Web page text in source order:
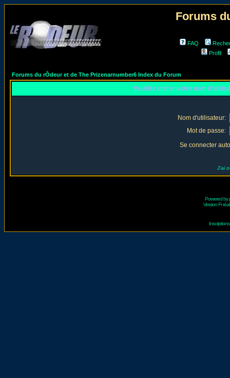
Forums
FAQ
Profil
Forums du rÔdeur et de The Prizenarnumber6 Index du Forum
Veuillez entrer votre nom
Nom d'utilisateur:
Mot de passe:
Se connecter
J'ai
Powered by
Version Fr